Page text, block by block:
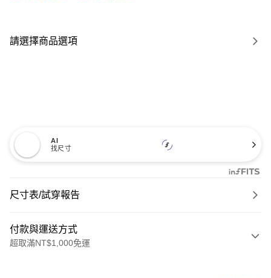
請選擇商品選項
AI
找尺寸
尺寸表/試穿報告
付款與運送方式
超取滿NT$1,000免運